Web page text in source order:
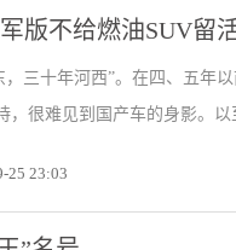
版不给燃油SUV留
三十年河西”。在四、五年
，很难见到国产车的身影。
25 23:03